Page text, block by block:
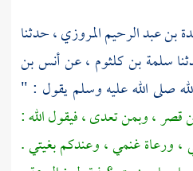
بن عبد الرحيم المروزي ،حدثنا
سلمة بن كلثوم ،عنأنس بن
صلى الله عليه وسلم يقول : "
قصر ، وبمن تعدى ، فيقول الله :
، ورعاة غنمي ، وعندكم بغيتي .